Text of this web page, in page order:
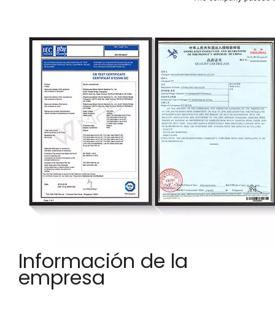
Información de la
empresa